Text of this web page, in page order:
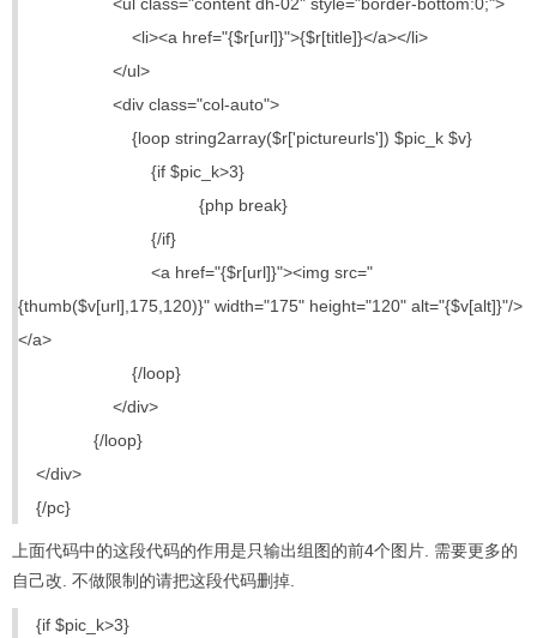
<li><a href="{$r[url]}">{$r[title]}</a></li>
</ul>
<div class="col-auto">
{loop string2array($r['pictureurls']) $pic_k $v}
{if $pic_k>3}
{php break}
{/if}
<a href="{$r[url]}"><img src="
{thumb($v[url],175,120)}" width="175" height="120" alt="{$v[alt]}"/>
</a>
{/loop}
</div>
{/loop}
</div>
{/pc}
上面代码中的这段代码的作用是只输出组图的前4个图片. 需要更多的
自己改. 不做限制的请把这段代码删掉.
{if $pic_k>3}